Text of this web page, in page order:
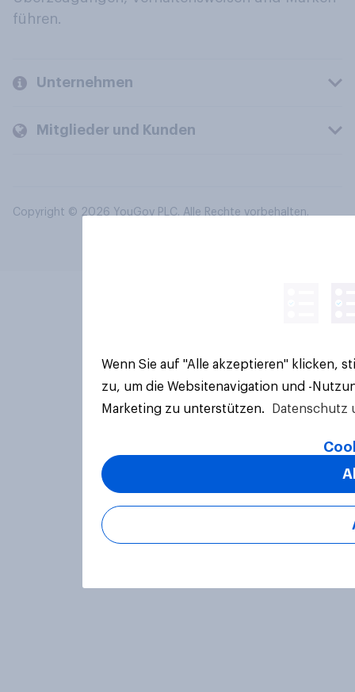
führen.
Unternehmen
Mitglieder und Kunden
Copyright © 2026 YouGov PLC. Alle Rechte vorbehalten.
Wenn Sie auf "Alle akzeptieren" klicken,
zu, um die Websitenavigation und -
Marketing zu unterstützen.
Datenschutz